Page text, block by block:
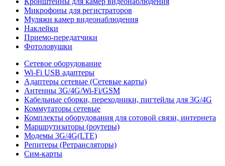
Микрофоны для регистраторов
Муляжи камер видеонаблюдения
Наклейки
Приемо-передатчики
Фотоловушки
Сетевое оборудование
Wi-Fi USB адаптеры
Адаптеры сетевые (Сетевые карты)
Антенны 3G/4G/Wi-Fi/GSM
Кабельные сборки, переходники, пигтейлы для 3G/4G
Коммутаторы сетевые
Комплекты оборудования для сотовой связи, интернета
Маршрутизаторы (роутеры)
Модемы 3G/4G(LTE)
Репитеры (Ретрансляторы)
Сим-карты